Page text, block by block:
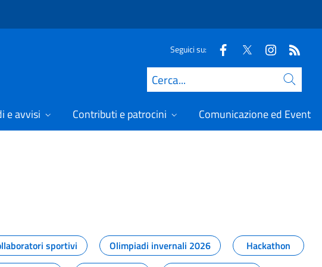
Seguici su:
Cerca
e avvisi Contributi e patrocini Comunicazione ed Eventi
sportsportivi Olimpiadi invernali 2026
Hackathon